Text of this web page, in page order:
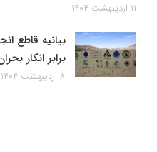
۱۱ اردیبهشت ۱۴۰۴
بیانیه قاطع
برابر انکار
۸ اردیبهشت ۱۴۰۴